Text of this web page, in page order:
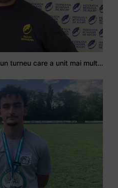
Stejarul Iulian Hartig: A fost un turneu care a unit mai mult echipa